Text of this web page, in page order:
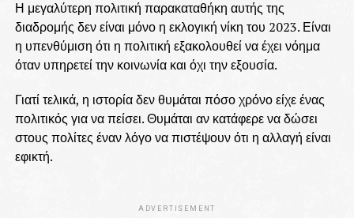
Η μεγαλύτερη πολιτική παρακαταθήκη αυτής της
διαδρομής δεν είναι μόνο η εκλογική νίκη του 2023. Είναι
η υπενθύμιση ότι η πολιτική εξακολουθεί να έχει νόημα
όταν υπηρετεί την κοινωνία και όχι την εξουσία.
Γιατί τελικά, η ιστορία δεν θυμάται πόσο χρόνο είχε ένας
πολιτικός για να πείσει. Θυμάται αν κατάφερε να δώσει
στους πολίτες έναν λόγο να πιστέψουν ότι η αλλαγή είναι
εφικτή.
ADVERTISEMENT